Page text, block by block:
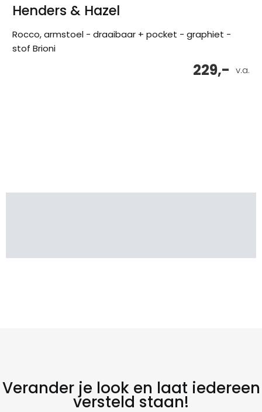
Henders & Hazel
Rocco, armstoel - draaibaar + pocket - graphiet -
stof Brioni
v.a.
229,-
Verander je look en laat iedereen
versteld staan!